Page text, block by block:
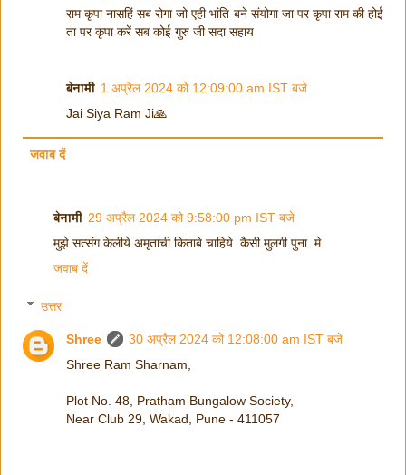
राम कृपा नासहिं सब रोगा जो एही भांति बने संयोगा जा पर कृपा राम की होई
ता पर कृपा करें सब कोई गुरु जी सदा सहाय
बेनामी 1 अप्रैल 2024 को 12:09:00 am IST बजे
Jai Siya Ram Ji🙏
जवाब दें
बेनामी 29 अप्रैल 2024 को 9:58:00 pm IST बजे
मुझे सत्संग केलीये अमृताची किताबे चाहिये. कैसी मुलगी.पुना. मे
जवाब दें
उत्तर
Shree
30 अप्रैल 2024 को 12:08:00 am IST बजे
Shree Ram Sharnam,
Plot No. 48, Pratham Bungalow Society,
Near Club 29, Wakad, Pune - 411057